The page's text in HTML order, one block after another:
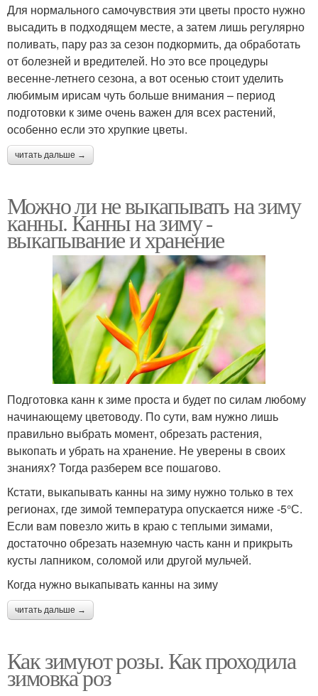
Для нормального самочувствия эти цветы просто нужно
высадить в подходящем месте, а затем лишь регулярно
поливать, пару раз за сезон подкормить, да обработать
от болезней и вредителей. Но это все процедуры
весенне-летнего сезона, а вот осенью стоит уделить
любимым ирисам чуть больше внимания – период
подготовки к зиме очень важен для всех растений,
особенно если это хрупкие цветы.
читать дальше →
Можно ли не выкапывать на зиму
канны. Канны на зиму -
выкапывание и хранение
Подготовка канн к зиме проста и будет по силам любому
начинающему цветоводу. По сути, вам нужно лишь
правильно выбрать момент, обрезать растения,
выкопать и убрать на хранение. Не уверены в своих
знаниях? Тогда разберем все пошагово.
Кстати, выкапывать канны на зиму нужно только в тех
регионах, где зимой температура опускается ниже -5°С.
Если вам повезло жить в краю с теплыми зимами,
достаточно обрезать наземную часть канн и прикрыть
кусты лапником, соломой или другой мульчей.
Когда нужно выкапывать канны на зиму
читать дальше →
Как зимуют розы. Как проходила
зимовка роз